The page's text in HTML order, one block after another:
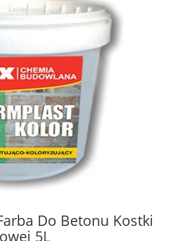
Do Betonu Kostki
5L